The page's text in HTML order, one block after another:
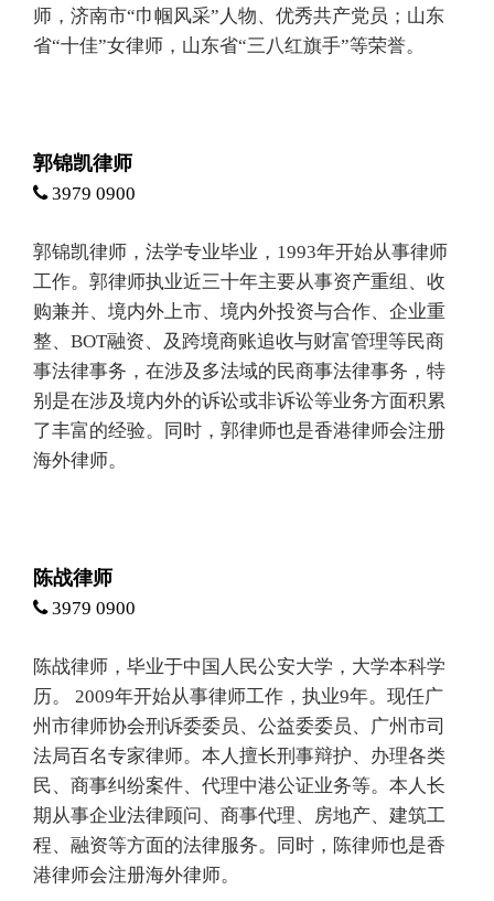
师，济南市“巾帼风采”人物、优秀共产党员；山东
省“十佳”女律师，山东省“三八红旗手”等荣誉。
郭锦凯律师
3979 0900
郭锦凯律师，法学专业毕业，1993年开始从事律师
工作。郭律师执业近三十年主要从事资产重组、收
购兼并、境内外上市、境内外投资与合作、企业重
整、BOT融资、及跨境商账追收与财富管理等民商
事法律事务，在涉及多法域的民商事法律事务，特
别是在涉及境内外的诉讼或非诉讼等业务方面积累
了丰富的经验。同时，郭律师也是香港律师会注册
海外律师。
陈战律师
3979 0900
陈战律师，毕业于中国人民公安大学，大学本科学
历。 2009年开始从事律师工作，执业9年。现任广
州市律师协会刑诉委委员、公益委委员、广州市司
法局百名专家律师。本人擅长刑事辩护、办理各类
民、商事纠纷案件、代理中港公证业务等。本人长
期从事企业法律顾问、商事代理、房地产、建筑工
程、融资等方面的法律服务。同时，陈律师也是香
港律师会注册海外律师。